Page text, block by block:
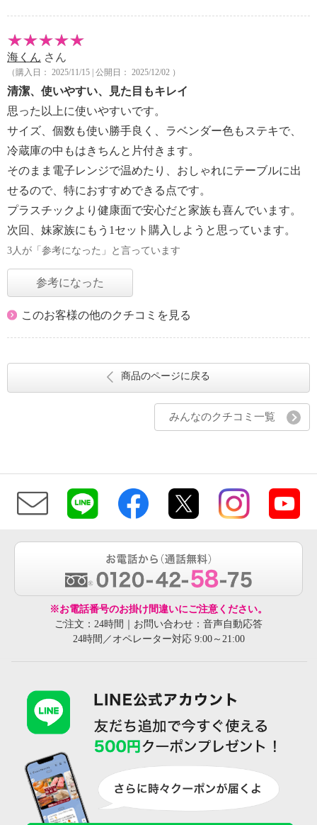
海くん さん
（購入日： 2025/11/15 | 公開日： 2025/12/02 ）
清潔、使いやすい、見た目もキレイ
思った以上に使いやすいです。
サイズ、個数も使い勝手良く、ラベンダー色もステキで、
冷蔵庫の中もはきちんと片付きます。
そのまま電子レンジで温めたり、おしゃれにテーブルに出
せるので、特におすすめできる点です。
プラスチックより健康面で安心だと家族も喜んでいます。
次回、妹家族にもう1セット購入しようと思っています。
3人が「参考になった」と言っています
参考になった
このお客様の他のクチコミを見る
商品のページに戻る
みんなのクチコミ一覧
※お電話番号のお掛け間違いにご注意ください。
ご注文：24時間｜お問い合わせ：音声自動応答
24時間／オペレーター対応 9:00～21:00